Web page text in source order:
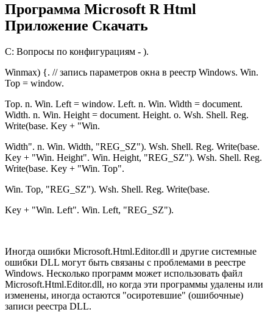
Программа Microsoft R Html
Приложение Скачать
C: Вопросы по конфигурациям - ).
Winmax) {. // запись параметров окна в реестр Windows. Win.
Top = window.
Top. n. Win. Left = window. Left. n. Win. Width = document.
Width. n. Win. Height = document. Height. o. Wsh. Shell. Reg.
Write(base. Key + "Win.
Width". n. Win. Width, "REG_SZ"). Wsh. Shell. Reg. Write(base.
Key + "Win. Height". Win. Height, "REG_SZ"). Wsh. Shell. Reg.
Write(base. Key + "Win. Top".
Win. Top, "REG_SZ"). Wsh. Shell. Reg. Write(base.
Key + "Win. Left". Win. Left, "REG_SZ").
Иногда ошибки Microsoft.Html.Editor.dll и другие системные
ошибки DLL могут быть связаны с проблемами в реестре
Windows. Несколько программ может использовать файл
Microsoft.Html.Editor.dll, но когда эти программы удалены или
изменены, иногда остаются "осиротевшие" (ошибочные)
записи реестра DLL.